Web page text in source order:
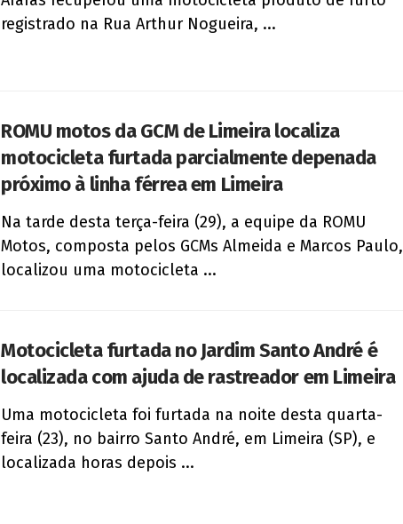
registrado na Rua Arthur Nogueira, ...
ROMU motos da GCM de Limeira localiza
motocicleta furtada parcialmente depenada
próximo à linha férrea em Limeira
Na tarde desta terça-feira (29), a equipe da ROMU
Motos, composta pelos GCMs Almeida e Marcos Paulo,
localizou uma motocicleta ...
Motocicleta furtada no Jardim Santo André é
localizada com ajuda de rastreador em Limeira
Uma motocicleta foi furtada na noite desta quarta-
feira (23), no bairro Santo André, em Limeira (SP), e
localizada horas depois ...